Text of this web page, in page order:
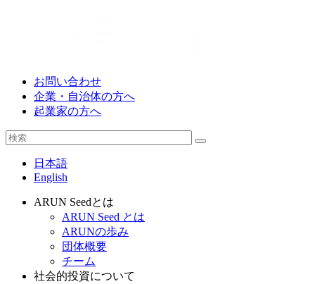
お問い合わせ
企業・自治体の方へ
起業家の方へ
日本語
English
ARUN Seedとは
ARUN Seed とは
ARUNの歩み
団体概要
チーム
社会的投資について